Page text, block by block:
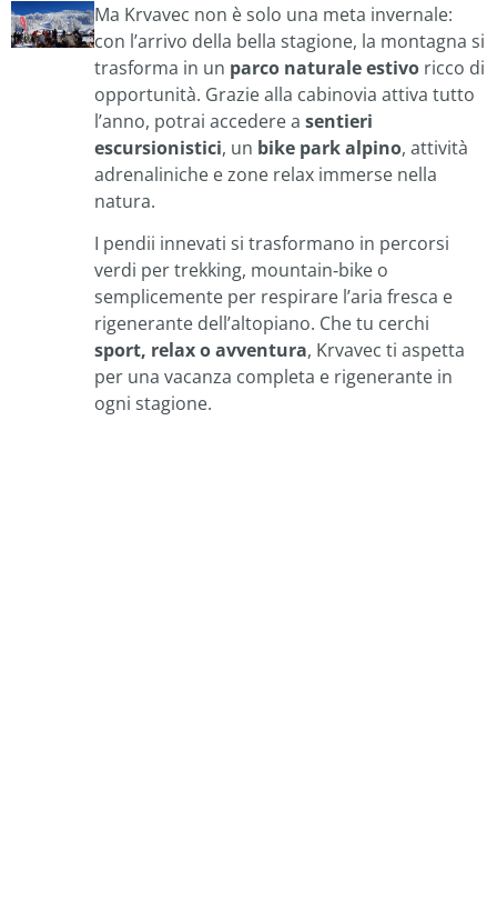
Ma Krvavec non è solo una meta invernale:
con l’arrivo della bella stagione, la montagna si
trasforma in un parco naturale estivo ricco di
opportunità. Grazie alla cabinovia attiva tutto
l’anno, potrai accedere asentieri
escursionistici, un bike park alpino, attività
adrenaliniche e zone relax immerse nella
natura.
I pendii innevati si trasformano in percorsi
verdi per trekking, mountain‑bike o
semplicemente per respirare l’aria fresca e
rigenerante dell’altopiano. Che tu cerchi
sport, relax o avventura, Krvavec ti aspetta
per una vacanza completa e rigenerante in
ogni stagione.